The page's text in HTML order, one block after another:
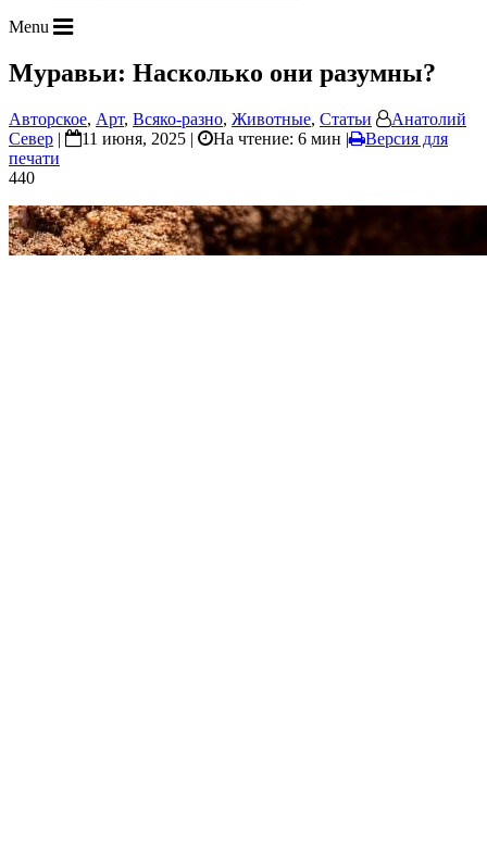
Menu
Муравьи: Насколько они разумны?
Авторское, Арт, Всяко-разно, Животные, Статьи
Анатолий
Север | 11 июня, 2025 | На чтение: 6 мин |
Версия для
печати
440